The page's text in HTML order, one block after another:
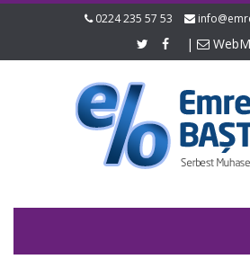
0224 235 57 53
|